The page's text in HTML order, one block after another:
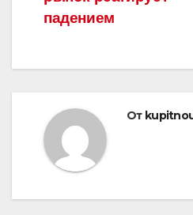
падением
От